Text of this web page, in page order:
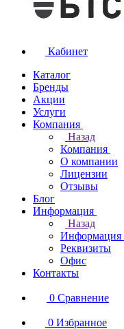
Кабинет
Каталог
Бренды
Акции
Услуги
Компания
Назад
Компания
О компании
Лицензии
Отзывы
Блог
Информация
Назад
Информация
Реквизиты
Офис
Контакты
0 Сравнение
0 Избранное